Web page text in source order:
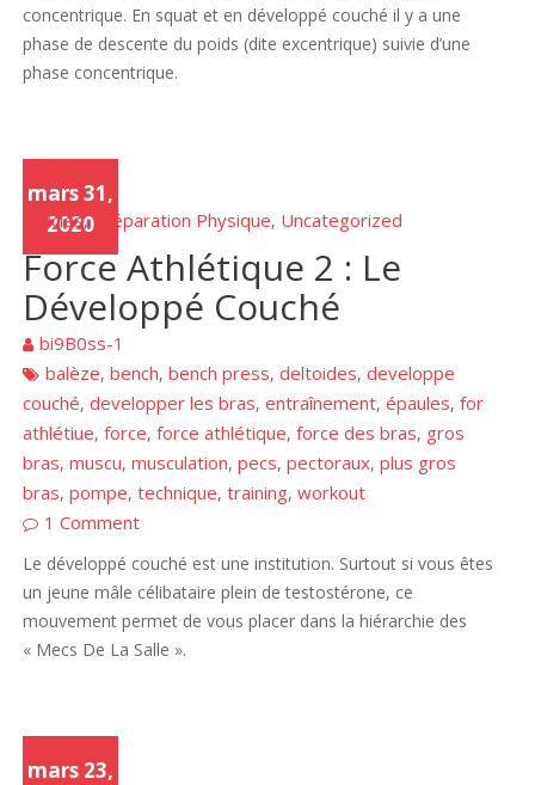
concentrique. En squat et en développé couché il y a une
phase de descente du poids (dite excentrique) suivie d’une
phase concentrique.
mars 31,
2020
Articles,Préparation Physique, Uncategorized
Force Athlétique 2 : Le
Développé Couché
bi9B0ss-1
balèze,bench,bench press,deltoides,developpe
couché,developper les bras,entraînement,épaules,for
athlétiue,force,force athlétique,force des bras, gros
bras,muscu,musculation,pecs,pectoraux,plus gros
bras,pompe,technique,training,workout
1 Comment
Le développé couché est une institution. Surtout si vous êtes
un jeune mâle célibataire plein de testostérone, ce
mouvement permet de vous placer dans la hiérarchie des
« Mecs De La Salle ».
mars 23,